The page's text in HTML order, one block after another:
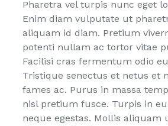
Pharetra vel turpis nunc eget
Enim diam vulputate ut
aliquam id diam. Pretium
potenti nullam ac tortor vitae
Facilisi cras fermentum odio
Tristique senectus et netus et
fames ac. Purus in massa
nisl pretium fusce. Turpis in
neque egestas. Mollis aliquam